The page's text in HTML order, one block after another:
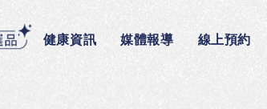
健康資訊 媒體報導 線上預約